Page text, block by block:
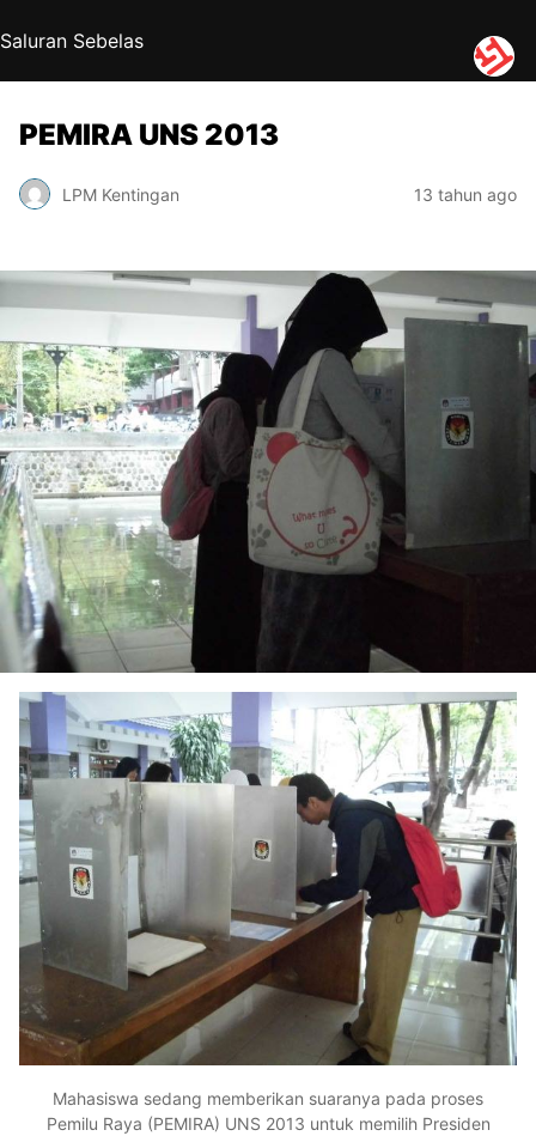
Saluran Sebelas
PEMIRA UNS 2013
LPM Kentingan 13 tahun ago
Mahasiswa sedang memberikan suaranya pada proses
Pemilu Raya (PEMIRA) UNS 2013 untuk memilih Presiden